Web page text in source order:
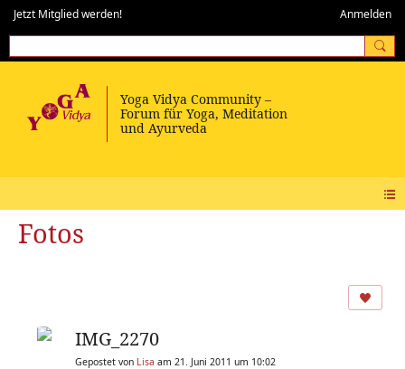
Jetzt Mitglied werden! Anmelden
Fotos
IMG_2270
Gepostet von Lisa am 21. Juni 2011 um 10:02